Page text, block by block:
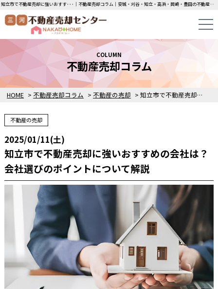
知立市で不動産売却に強いおすす･･･｜不動産売却コラム｜安城・刈谷・知立・高浜・岡崎・豊田の不動産売却・買取・査定なら三河不動産売却センターにお任せください！土地・中古一戸建ての即日無料査定・即金買取を行っています！
HOME > 不動産売却コラム > 不動産の売却 > 知立市で不動産売却に強いおすすめの会社は？会社選びのポイントについて解説
COLUMN
不動産売却コラム
不動産の売却
2025/01/11(土)
知立市で不動産売却に強いおすすめの会社は？
会社選びのポイントについて解説